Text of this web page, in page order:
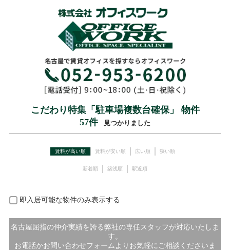
こだわり特集「駐車場複数台確保」 物件
57件 見つかりました
賃料が高い順 賃料が安い順 広い順 狭い順
新着順 築浅順 駅近順
即入居可能な物件のみ表示する
名古屋屈指の仲介実績を誇る弊社の専任スタッフが対応いたしま
す。
お電話かお問い合わせフォームよりお気軽にご相談くださいま